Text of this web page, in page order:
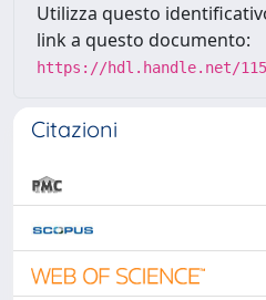
Utilizza questo
link a questo documento:
https://hdl.handle.net/
Citazioni